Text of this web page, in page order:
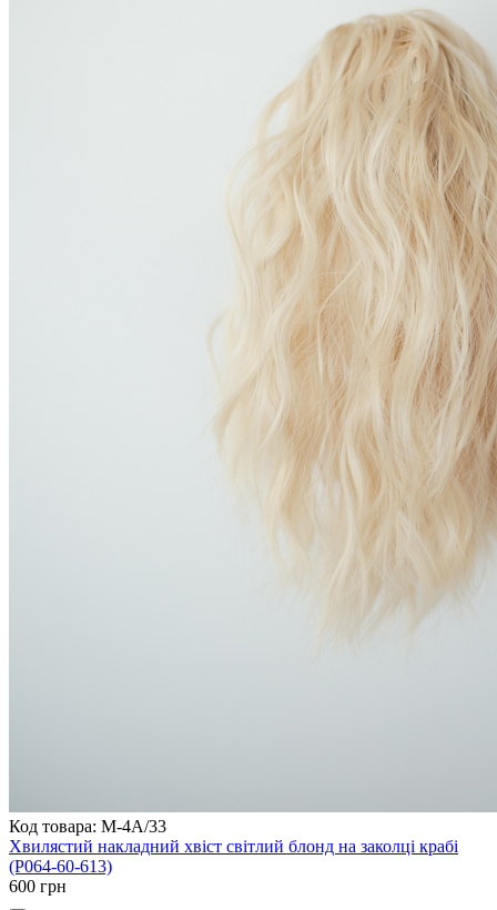
Код товара: M-4A/33
Хвилястий накладний хвіст світлий блонд на заколці крабі
(P064-60-613)
600 грн